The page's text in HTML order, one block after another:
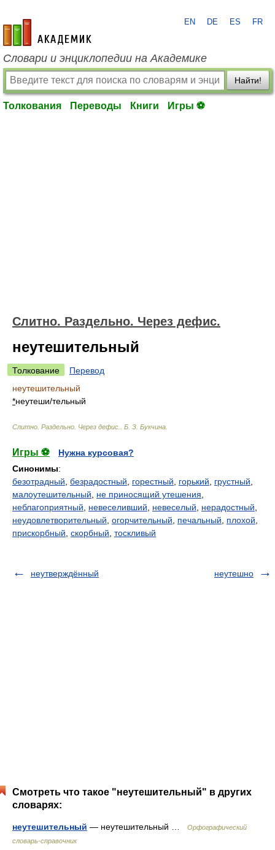
academic.ru
EN DE ES FR
Словари и энциклопедии на Академике
Найти!
Толкования Переводы Книги Игры ⚽
Слитно. Раздельно. Через дефис.
неутешительный
Толкование
Перевод
неутешительный
*неутеши/тельный
Слитно. Раздельно. Через дефис. Б. З. Букчина
Игры ⚽
Нужна курсовая?
Синонимы:
безотрадный безрадостный горестный горький грустный
малоутешительный
не приносящий утешения
неблагоприятный
невеселивший невеселый нерадостный
неудовлетворительный огорчительный печальный плохой
прискорбный скорбный тоскливый
неутверждённый неутешно
Смотреть что такое "неутешительный" в других
словарях:
неутешительный — неутешительный …
Орфографический
словарь-справочник